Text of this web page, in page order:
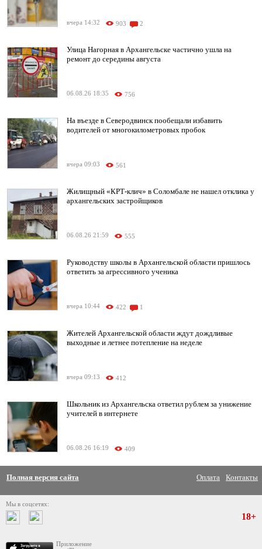
вчера 14:32 903 2
Улица Нагорная в Архангельске частично ушла на
ремонт до середины августа
06.08.26 18:35 756
На въезде в Северодвинск пообещали избавить
водителей от многокилометровых пробок
вчера 09:03 561
Жилищный «КРТ-клич» в Соломбале не нашел отклика у
архангельских застройщиков
06.08.26 21:59 555
Руководству школы в Архангельской области пришлось
ответить за агрессивного ученика
вчера 10:44 422 1
Жителей Архангельской области ждут дождливые
выходные и летнее потепление на неделе
вчера 09:13 412
Школьник из Архангельска ответил рублем за унижение
учителей в интернете
06.08.26 16:19 409
Полная версия сайта Оплата Контакты
Мы в соцсетях:
Приложение
18+